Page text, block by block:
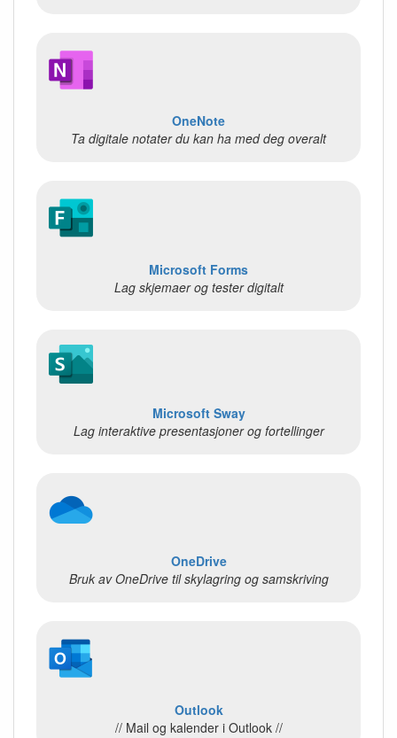
OneNote
Ta digitale notater du kan ha med deg overalt
Microsoft Forms
Lag skjemaer og tester digitalt
Microsoft Sway
Lag interaktive presentasjoner og fortellinger
OneDrive
Bruk av OneDrive til skylagring og samskriving
Outlook
// Mail og kalender i Outlook //